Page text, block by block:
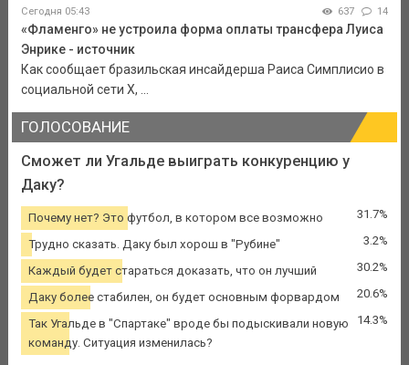
Сегодня 05:43 637 14
«Фламенго» не устроила форма оплаты трансфера Луиса
Энрике - источник
Как сообщает бразильская инсайдерша Раиса Симплисио в
социальной сети Х, ...
ГОЛОСОВАНИЕ
Сможет ли Угальде выиграть конкуренцию у
Даку?
Почему нет? Это футбол, в котором все возможно 31.7%
Трудно сказать. Даку был хорош в "Рубине" 3.2%
Каждый будет стараться доказать, что он лучший 30.2%
Даку более стабилен, он будет основным форвардом 20.6%
Так Угальде в "Спартаке" вроде бы подыскивали новую
команду. Ситуация изменилась?
14.3%